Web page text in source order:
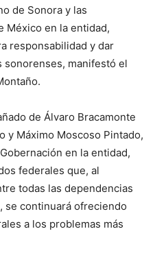
de Sonora y las
México en la entidad,
responsabilidad y dar
sonorenses, manifestó el
de Álvaro Bracamonte
y Máximo Moscoso Pintado,
en la entidad,
federales que, al
todas las dependencias
se continuará ofreciendo
a los problemas más